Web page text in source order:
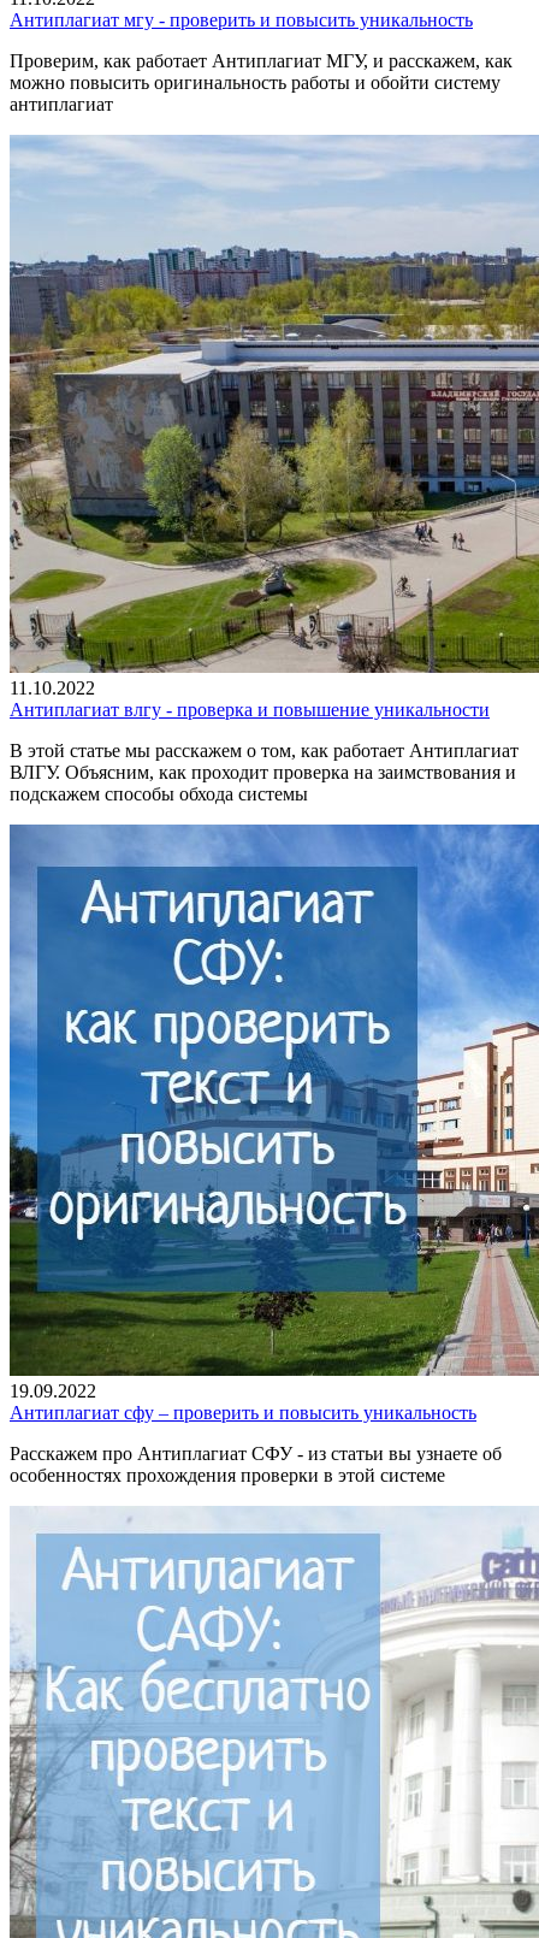
Антиплагиат мгу - проверить и повысить уникальность
Проверим, как работает Антиплагиат МГУ, и расскажем, как
можно повысить оригинальность работы и обойти систему
антиплагиат
11.10.2022
Антиплагиат влгу - проверка и повышение уникальности
В этой статье мы расскажем о том, как работает Антиплагиат
ВЛГУ. Объясним, как проходит проверка на заимствования и
подскажем способы обхода системы
19.09.2022
Антиплагиат сфу – проверить и повысить уникальность
Расскажем про Антиплагиат СФУ - из статьи вы узнаете об
особенностях прохождения проверки в этой системе